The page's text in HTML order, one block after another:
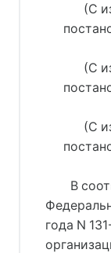
(С
(С
(С
В
года N